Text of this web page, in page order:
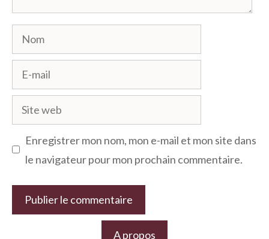
Nom
mail
Site
web
Enregistrer mon nom, mon e-mail et mon site dans
le navigateur pour mon prochain commentaire.
A propos